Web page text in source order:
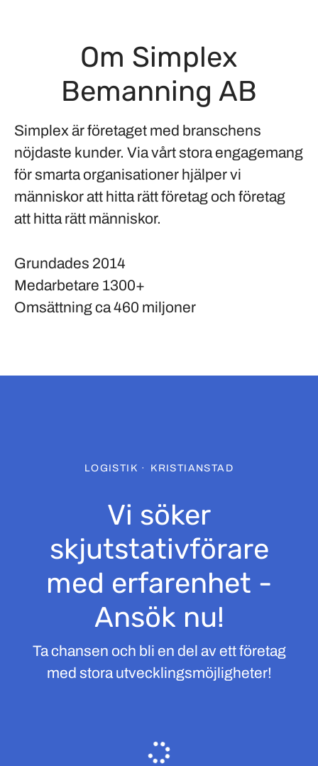
Om Simplex
Bemanning AB
Simplex är företaget med branschens
nöjdaste kunder. Via vårt stora engagemang
för smarta organisationer hjälper vi
människor att hitta rätt företag och företag
att hitta rätt människor.
Grundades 2014
Medarbetare 1300+
Omsättningca 460 miljoner
LOGISTIK · KRISTIANSTAD
Vi söker
skjutstativförare
med erfarenhet -
Ansök nu!
Ta chansen och bli en del av ett företag
med stora utvecklingsmöjligheter!